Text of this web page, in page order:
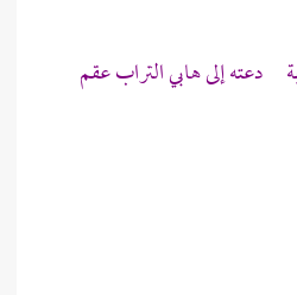
دعته إلى هابي التراب عقم